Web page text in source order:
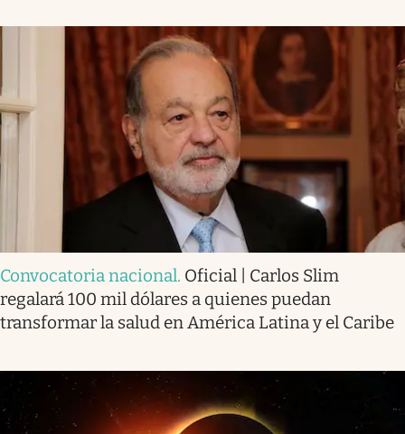
Convocatoria nacional. Oficial | Carlos Slim
regalará 100 mil dólares a quienes puedan
transformar la salud en América Latina y el Caribe